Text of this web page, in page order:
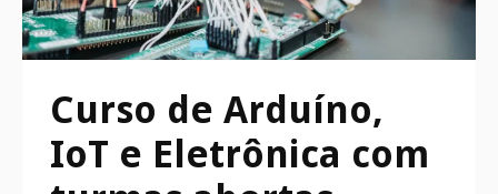
Curso de Arduíno,
IoT e Eletrônica com